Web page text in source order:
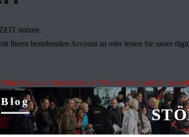
nutzen.
Ihrem bestehenden Account an oder testen Sie unser
MigrationRenteInitiative "Deutschland spricht"
Blog